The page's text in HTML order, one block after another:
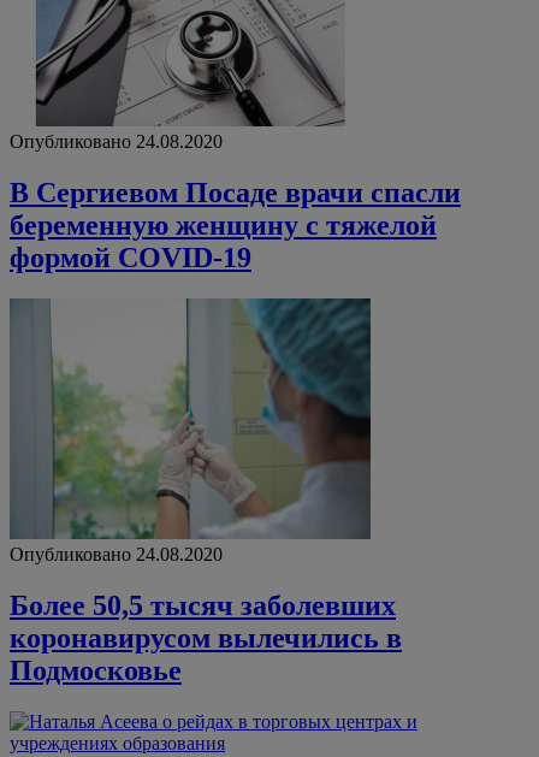
Опубликовано 24.08.2020
В Сергиевом Посаде врачи спасли
беременную женщину с тяжелой
формой COVID-19
Опубликовано 24.08.2020
Более 50,5 тысяч заболевших
коронавирусом вылечились в
Подмосковье